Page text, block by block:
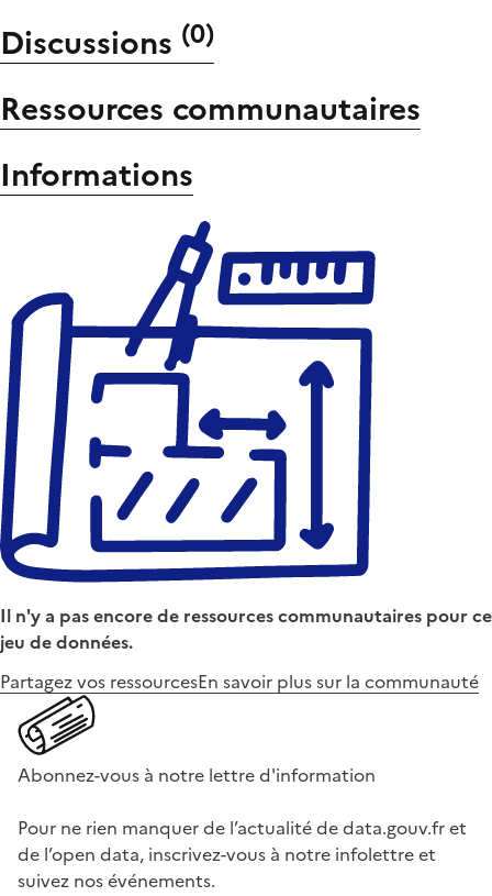
Discussions (0)
Ressources communautaires
Informations
Il n'y a pas encore de ressources communautaires pour ce
jeu de données.
Partagez vos ressourcesEn savoir plus sur la communauté
Abonnez-vous à notre lettre d'information
Pour ne rien manquer de l’actualité de data.gouv.fr et
de l’open data, inscrivez-vous à notre infolettre et
suivez nos événements.